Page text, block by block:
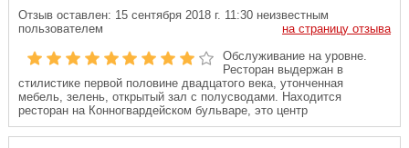
Отзыв оставлен: 15 сентября 2018 г. 11:30 неизвестным
пользователем
на страницу отзыва
Обслуживание на уровне.
Ресторан выдержан в
стилистике первой половине двадцатого века, утонченная
мебель, зелень, открытый зал с полусводами. Находится
ресторан на Конногвардейском бульваре, это центр